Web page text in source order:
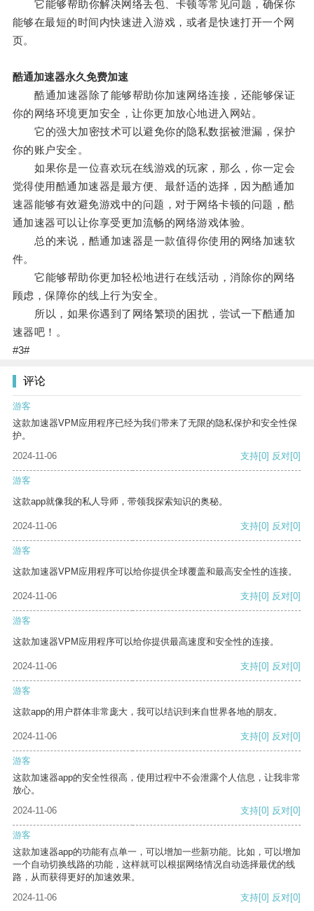
它能够帮助你解决网络丢包、卡顿等常见问题，确保你
能够在最短的时间内快速进入游戏，或者是快速打开一个网
页。
酷通加速器永久免费加速
酷通加速器除了能够帮助你加速网络连接，还能够保证
你的网络环境更加安全，让你更加放心地进入网站。
它的强大加密技术可以避免你的隐私数据被泄漏，保护
你的账户安全。
如果你是一位喜欢玩在线游戏的玩家，那么，你一定会
觉得使用酷通加速器是最方便、最舒适的选择，因为酷通加
速器能够有效避免游戏中的问题，对于网络卡顿的问题，酷
通加速器可以让你享受更加流畅的网络游戏体验。
总的来说，酷通加速器是一款值得你使用的网络加速软
件。
它能够帮助你更加轻松地进行在线活动，消除你的网络
顾虑，保障你的线上行为安全。
所以，如果你遇到了网络繁琐的困扰，尝试一下酷通加
速器吧！。
#3#
评论
游客
这款加速器VPM应用程序已经为我们带来了无限的隐私保护和安全性保
护。
2024-11-06
支持[0] 反对[0]
游客
这款app就像我的私人导师，带领我探索知识的奥秘。
2024-11-06 支持[0] 反对[0]
游客
这款加速器VPM应用程序可以给你提供全球覆盖和最高安全性的连接。
2024-11-06 支持[0] 反对[0]
游客
这款加速器VPM应用程序可以给你提供最高速度和安全性的连接。
2024-11-06 支持[0] 反对[0]
游客
这款app的用户群体非常庞大，我可以结识到来自世界各地的朋友。
2024-11-06 支持[0] 反对[0]
游客
这款加速器app的安全性很高，使用过程中不会泄露个人信息，让我非常
放心。
2024-11-06
支持[0] 反对[0]
游客
这款加速器app的功能有点单一，可以增加一些新功能。比如，可以增加
一个自动切换线路的功能，这样就可以根据网络情况自动选择最优的线
路，从而获得更好的加速效果。
2024-11-06
支持[0] 反对[0]